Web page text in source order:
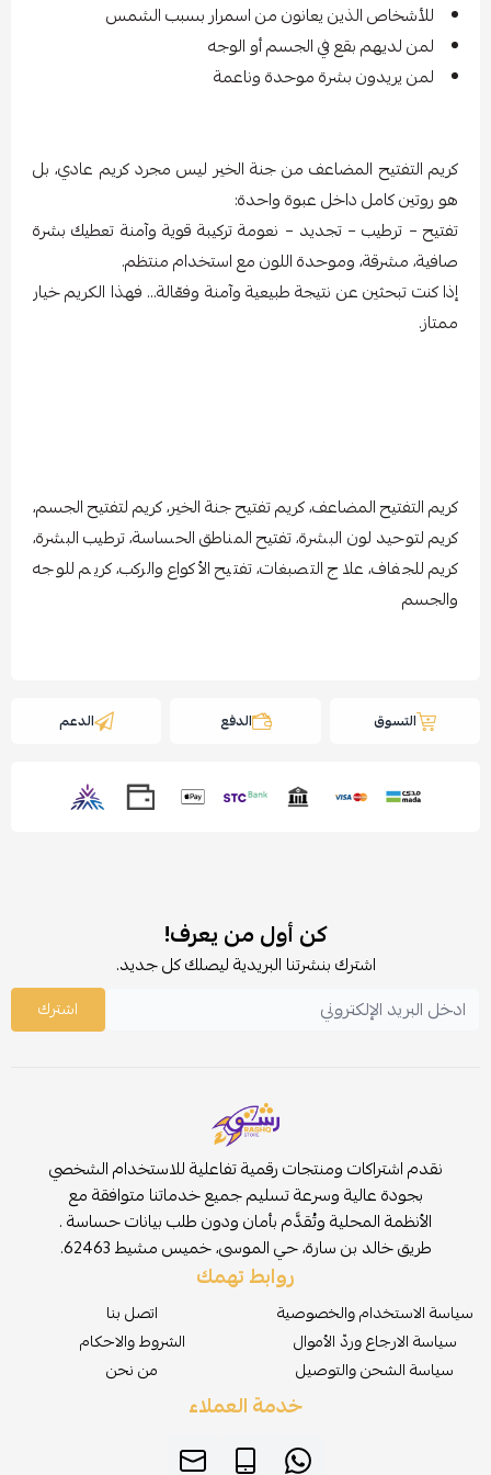
للأشخاص الذين يعانون من اسمرار بسبب الشمس
لمن لديهم بقع في الجسم أو الوجه
لمن يريدون بشرة موحدة وناعمة
كريم التفتيح المضاعف من جنة الخير ليس مجرد كريم عادي، بل
هو روتين كامل داخل عبوة واحدة:
تفتيح – ترطيب – تجديد – نعومة تركيبة قوية وآمنة تعطيك بشرة
صافية، مشرقة، وموحدة اللون مع استخدام منتظم.
إذا كنت تبحثين عن نتيجة طبيعية وآمنة وفعّالة… فهذا الكريم خيار
ممتاز.
كريم التفتيح المضاعف، كريم تفتيح جنة الخير، كريم لتفتيح الجسم،
كريم لتوحيد لون البشرة، تفتيح المناطق الحساسة، ترطيب البشرة،
كريم للجفاف، علاج التصبغات، تفتيح الأكواع والركب، كريم للوجه
والجسم
التسوق الدفع الدعم
كن أول من يعرف!
اشترك بنشرتنا البريدية ليصلك كل جديد.
اشترك
نقدم اشتراكات ومنتجات رقمية تفاعلية للاستخدام الشخصي
بجودة عالية وسرعة تسليم جميع خدماتنا متوافقة مع
الأنظمة المحلية وتُقدَّم بأمان ودون طلب بيانات حساسة .
طريق خالد بن سارة، حي الموسى، خميس مشيط 62463.
روابط تهمك
سياسة الاستخدام والخصوصية
سياسة الارجاع وردّ الأموال
سياسة الشحن والتوصيل
اتصل بنا
الشروط والاحكام
من نحن
خدمة العملاء